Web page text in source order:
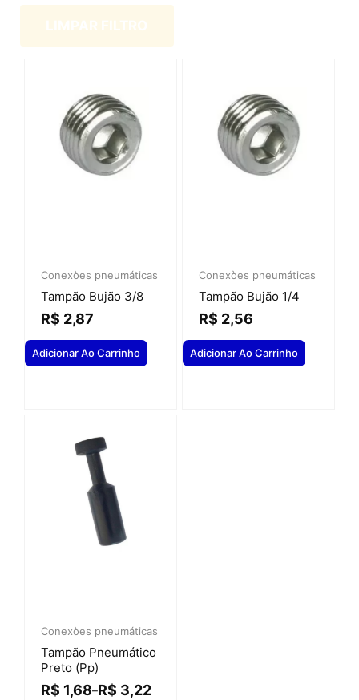
Conexòes pneumáticas
Tampão Bujão 3/8
R$ 2,87
Adicionar Ao Carrinho
Conexòes pneumáticas
Tampão Bujão 1/4
R$ 2,56
Adicionar Ao Carrinho
Conexòes pneumáticas
Tampão Pneumático
Preto (pp)
R$ 1,68–R$ 3,22